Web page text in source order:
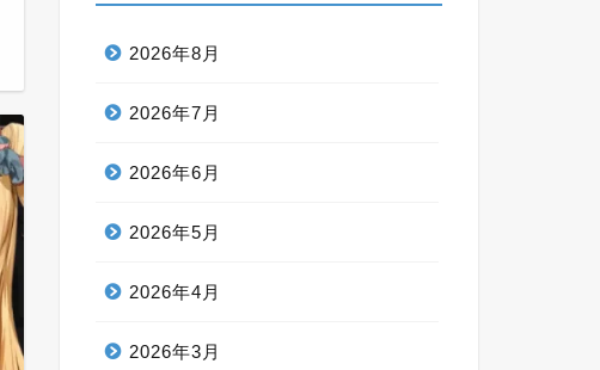
2026年8月
2026年7月
2026年6月
2026年5月
2026年4月
2026年3月